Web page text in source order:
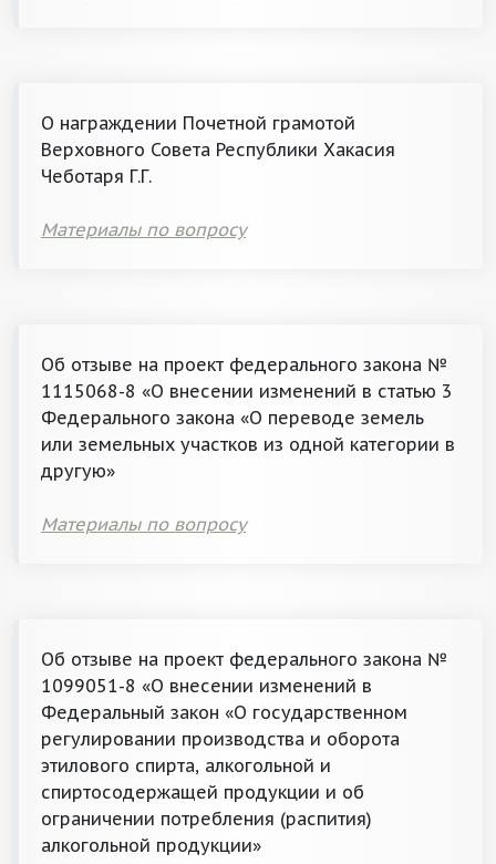
О награждении Почетной грамотой
Верховного Совета Республики Хакасия
Чеботаря Г.Г.
Материалы по вопросу
Об отзыве на проект федерального закона №
1115068-8 «О внесении изменений в статью 3
Федерального закона «О переводе земель
или земельных участков из одной категории в
другую»
Материалы по вопросу
Об отзыве на проект федерального закона №
1099051-8 «О внесении изменений в
Федеральный закон «О государственном
регулировании производства и оборота
этилового спирта, алкогольной и
спиртосодержащей продукции и об
ограничении потребления (распития)
алкогольной продукции»